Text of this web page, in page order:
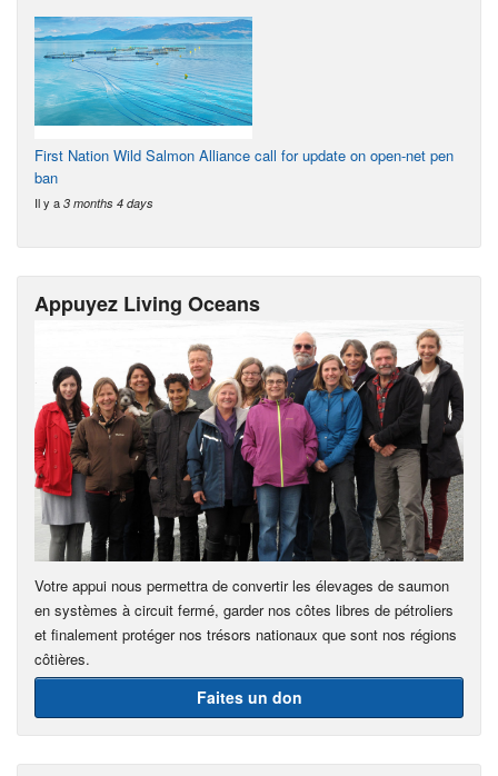
First Nation Wild Salmon Alliance call for update on open-net pen
ban
Il y a 3 months 4 days
Appuyez Living Oceans
Votre appui nous permettra de convertir les élevages de saumon
en systèmes à circuit fermé, garder nos côtes libres de pétroliers
et finalement protéger nos trésors nationaux que sont nos régions
côtières.
Faites un don